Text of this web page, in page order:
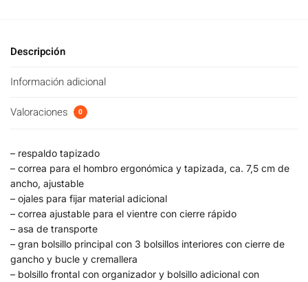
Descripción
Información adicional
Valoraciones 0
– respaldo tapizado
– correa para el hombro ergonómica y tapizada, ca. 7,5 cm de
ancho, ajustable
– ojales para fijar material adicional
– correa ajustable para el vientre con cierre rápido
– asa de transporte
– gran bolsillo principal con 3 bolsillos interiores con cierre de
gancho y bucle y cremallera
– bolsillo frontal con organizador y bolsillo adicional con